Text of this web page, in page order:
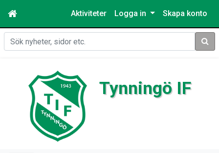
Aktiviteter Logga in Skapa konto
Sök
Tynningö IF